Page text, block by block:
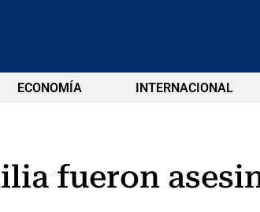
ECONOMÍA INTERNACIONAL
fueron